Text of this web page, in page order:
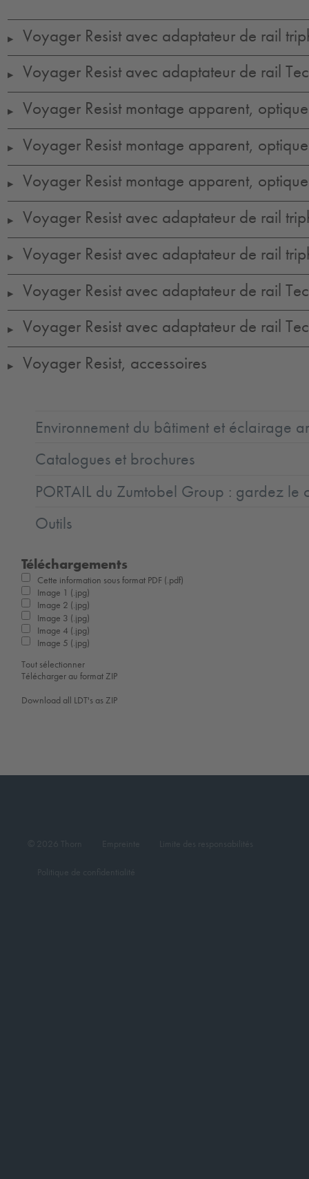
▶ Voyager Resist avec adaptateur de rail
▶ Voyager Resist avec adaptateur de rail
▶ Voyager Resist montage apparent,
▶ Voyager Resist montage apparent,
▶ Voyager Resist montage apparent,
▶ Voyager Resist avec adaptateur de rail
▶ Voyager Resist avec adaptateur de rail
▶ Voyager Resist avec adaptateur de rail
▶ Voyager Resist avec adaptateur de rail
▶ Voyager Resist, accessoires
Environnement du bâtiment et éclairage
Catalogues et brochures
PORTAIL du Zumtobel Group : gardez le
Outils
Téléchargements
Cette information sous format PDF (.pdf)
Image 1 (.jpg)
Image 2 (.jpg)
Image 3 (.jpg)
Image 4 (.jpg)
Image 5 (.jpg)
Tout sélectionner
Télécharger au format ZIP
Download all LDT's as ZIP